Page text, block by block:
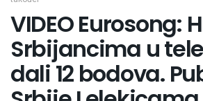
VIDEO Eurosong:
Srbijancima u
dali 12 bodova.